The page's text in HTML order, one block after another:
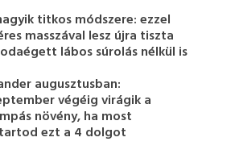
titkos módszere: ezzel
masszával lesz újra tiszta
lábos súrolás nélkül is
augusztusban:
végéig virágik a
növény, ha most
ezt a 4 dolgot